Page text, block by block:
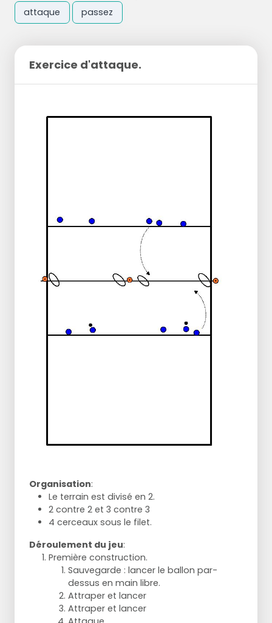
attaque passez
Exercice d'attaque.
Organisation:
Le terrain est divisé en 2.
2 contre 2 et 3 contre 3
4 cerceaux sous le filet.
Déroulement du jeu:
Première construction.
Sauvegarde : lancer le ballon par-
dessus en main libre.
Attraper et lancer
Attraper et lancer